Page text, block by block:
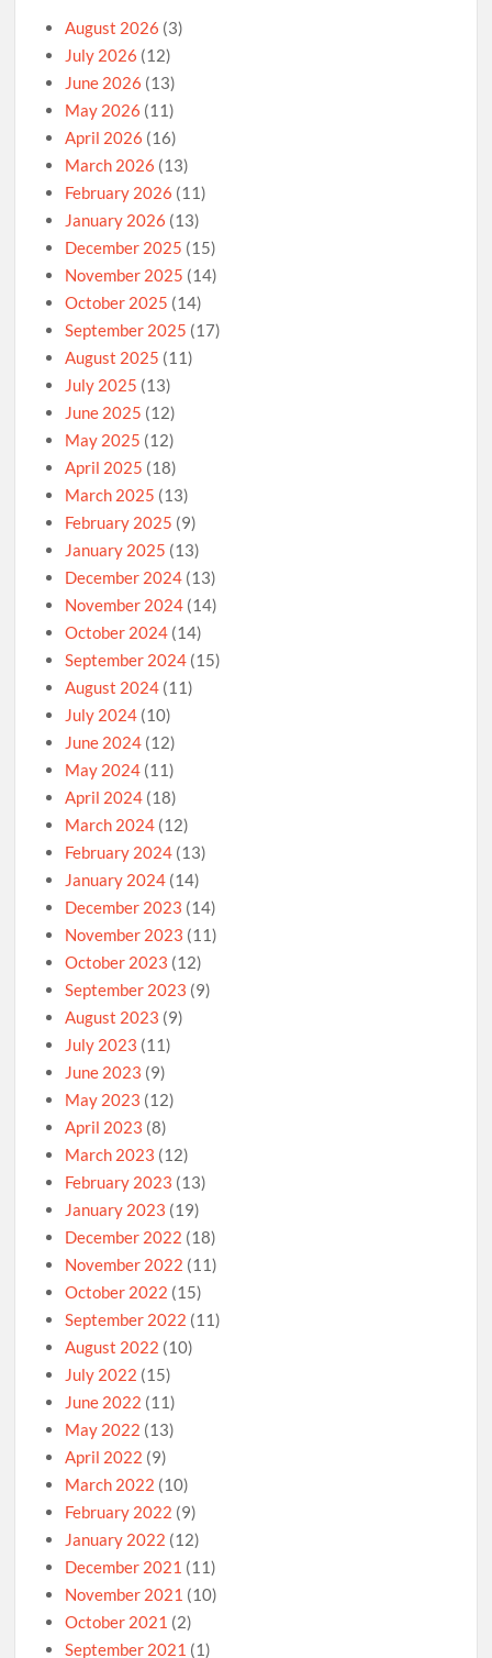
August 2026 (3)
July 2026 (12)
June 2026 (13)
May 2026 (11)
April 2026 (16)
March 2026 (13)
February 2026 (11)
January 2026 (13)
December 2025 (15)
November 2025 (14)
October 2025 (14)
September 2025 (17)
August 2025 (11)
July 2025 (13)
June 2025 (12)
May 2025 (12)
April 2025 (18)
March 2025 (13)
February 2025 (9)
January 2025 (13)
December 2024 (13)
November 2024 (14)
October 2024 (14)
September 2024 (15)
August 2024 (11)
July 2024 (10)
June 2024 (12)
May 2024 (11)
April 2024 (18)
March 2024 (12)
February 2024 (13)
January 2024 (14)
December 2023 (14)
November 2023 (11)
October 2023 (12)
September 2023 (9)
August 2023 (9)
July 2023 (11)
June 2023 (9)
May 2023 (12)
April 2023 (8)
March 2023 (12)
February 2023 (13)
January 2023 (19)
December 2022 (18)
November 2022 (11)
October 2022 (15)
September 2022 (11)
August 2022 (10)
July 2022 (15)
June 2022 (11)
May 2022 (13)
April 2022 (9)
March 2022 (10)
February 2022 (9)
January 2022 (12)
December 2021 (11)
November 2021 (10)
October 2021 (2)
September 2021 (1)